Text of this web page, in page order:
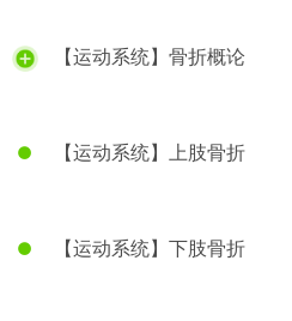
【运动系统】骨折概论
【运动系统】上肢骨折
【运动系统】下肢骨折